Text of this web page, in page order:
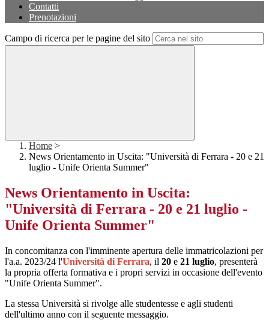
Contatti
Prenotazioni
Campo di ricerca per le pagine del sito
Home >
News Orientamento in Uscita: "Università di Ferrara - 20 e 21
luglio - Unife Orienta Summer"
News Orientamento in Uscita:
"Università di Ferrara - 20 e 21 luglio -
Unife Orienta Summer"
In concomitanza con l'imminente apertura delle immatricolazioni per
l'a.a. 2023/24 l'Università di Ferrara, il 20 e 21 luglio, presenterà
la propria offerta formativa e i propri servizi in occasione dell'evento
"Unife Orienta Summer".
La stessa Università si rivolge alle studentesse e agli studenti
dell'ultimo anno con il seguente messaggio.